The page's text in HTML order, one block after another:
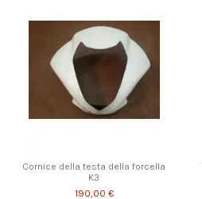
Cornice della testa della forcella
K3
190,00 €